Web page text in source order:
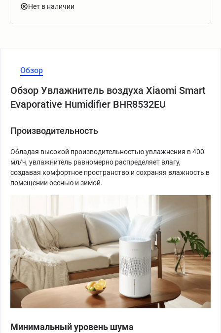
Нет в наличии
Обзор
Обзор Увлажнитель воздуха Xiaomi Smart
Evaporative Humidifier BHR8532EU
Производительность
Обладая высокой производительностью увлажнения в 400
мл/ч, увлажнитель равномерно распределяет влагу,
создавая комфортное пространство и сохраняя влажность в
помещении осенью и зимой.
Минимальный уровень шума